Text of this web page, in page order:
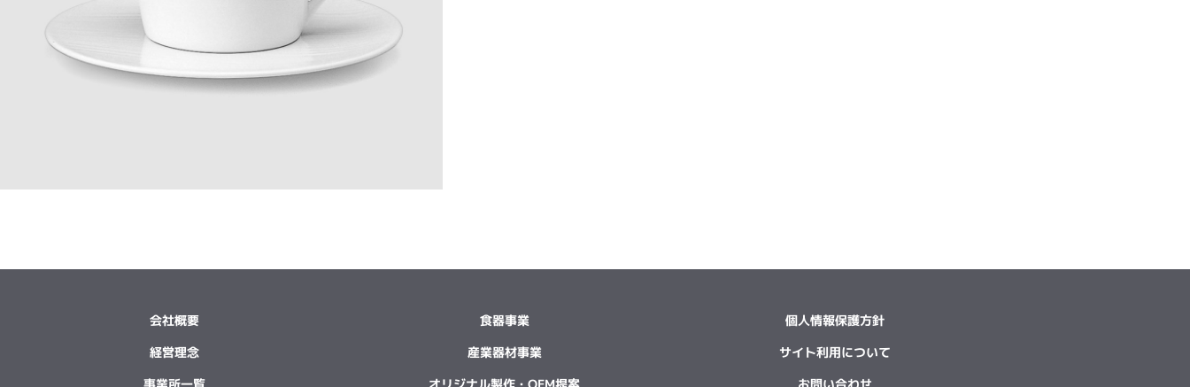
会社概要
経営理念
事業所一覧
食器事業
産業器材事業
オリジナル製作・OEM提案
個人情報保護方針
サイト利用について
お問い合わせ